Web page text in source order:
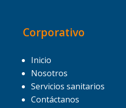
Corporativo
Inicio
Nosotros
Servicios sanitarios
Contáctanos